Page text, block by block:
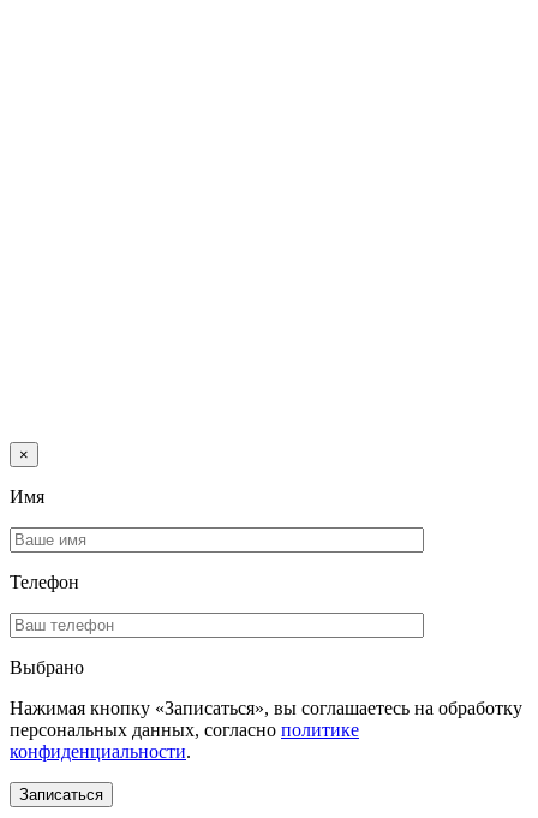
×
Имя
Телефон
Выбрано
Нажимая кнопку «Записаться», вы соглашаетесь на обработку
персональных данных, согласно политике
конфиденциальности.